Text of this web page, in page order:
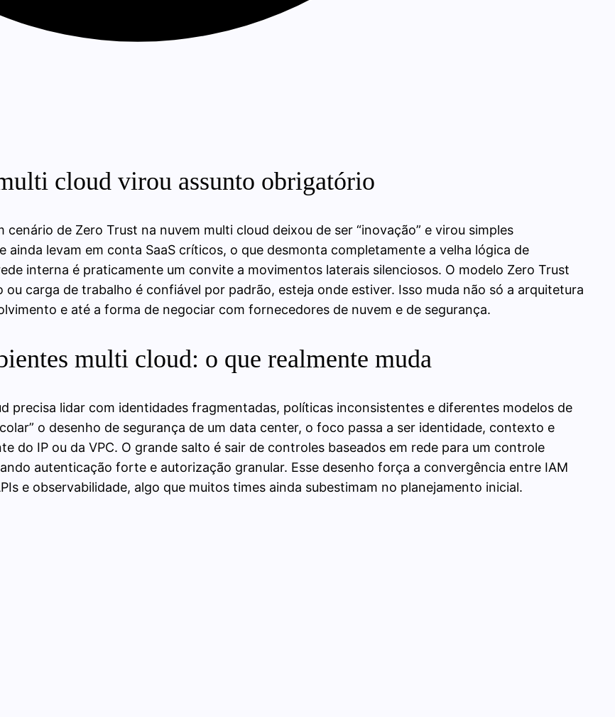
cloud virou assunto obrigatório
de Zero Trust na nuvem multi cloud deixou de ser “inovação” e virou simples
ainda levam em conta SaaS críticos, o que desmonta completamente a velha lógica de
interna é praticamente um convite a movimentos laterais silenciosos. O modelo Zero Trust
carga de trabalho é confiável por padrão, esteja onde estiver. Isso muda não só a arquitetura
e até a forma de negociar com fornecedores de nuvem e de segurança.
multi cloud: o que realmente muda
precisa lidar com identidades fragmentadas, políticas inconsistentes e diferentes modelos de
o desenho de segurança de um data center, o foco passa a ser identidade, contexto e
do IP ou da VPC. O grande salto é sair de controles baseados em rede para um controle
autenticação forte e autorização granular. Esse desenho força a convergência entre IAM
e observabilidade, algo que muitos times ainda subestimam no planejamento inicial.